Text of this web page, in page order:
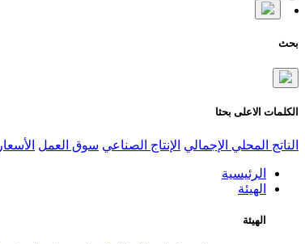
بحث
الكلمات الاعلى بحثا
الناتج المحلي الإجمالي الإنتاج الصناعي سوق العمل الأسعار
الرئيسية
الهيئة
الهيئة